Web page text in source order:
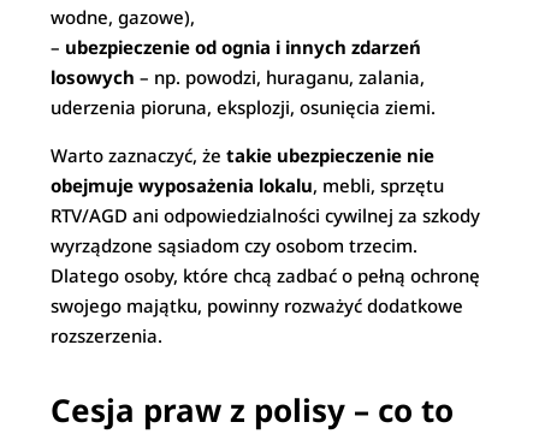
wodne, gazowe),
– ubezpieczenie od ognia i innych zdarzeń
losowych – np. powodzi, huraganu, zalania,
uderzenia pioruna, eksplozji, osunięcia ziemi.
Warto zaznaczyć, żetakie ubezpieczenie nie
obejmuje wyposażenia lokalu, mebli, sprzętu
RTV/AGD ani odpowiedzialności cywilnej za szkody
wyrządzone sąsiadom czy osobom trzecim.
Dlatego osoby, które chcą zadbać o pełną ochronę
swojego majątku, powinny rozważyć dodatkowe
rozszerzenia.
Cesja praw z polisy – co to